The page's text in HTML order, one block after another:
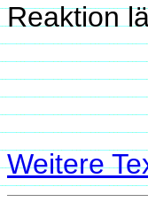
Reaktion
Weitere